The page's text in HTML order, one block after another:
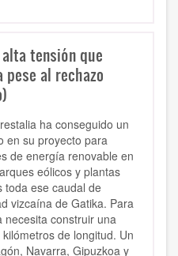
tensión que
pese al rechazo
ha conseguido un
en su proyecto para
de energía renovable en
eólicos y plantas
toda ese caudal de
vizcaína de Gatika. Para
necesita construir una
de longitud. Un
Navarra, Gipuzkoa y